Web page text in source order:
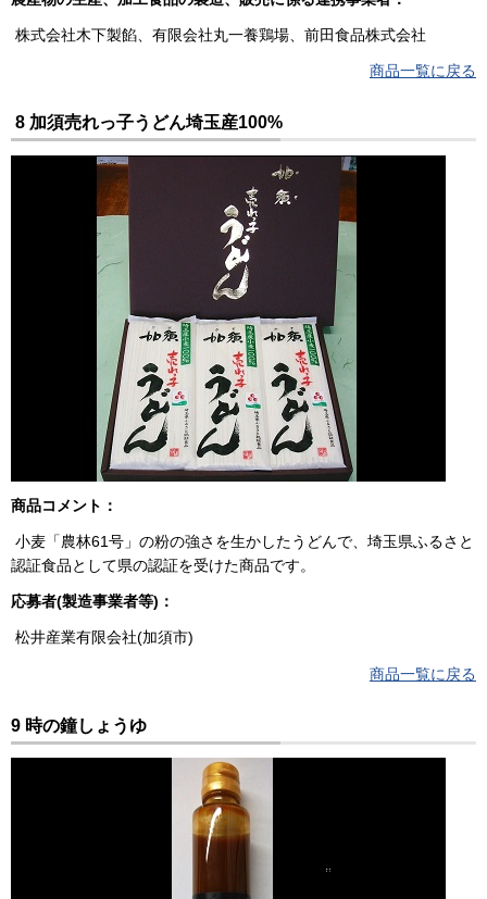
株式会社木下製餡、有限会社丸一養鶏場、前田食品株式会社
商品一覧に戻る
8 加須売れっ子うどん埼玉産100%
商品コメント：
小麦「農林61号」の粉の強さを生かしたうどんで、埼玉県ふるさと
認証食品として県の認証を受けた商品です。
応募者(製造事業者等)：
松井産業有限会社(加須市)
商品一覧に戻る
9 時の鐘しょうゆ